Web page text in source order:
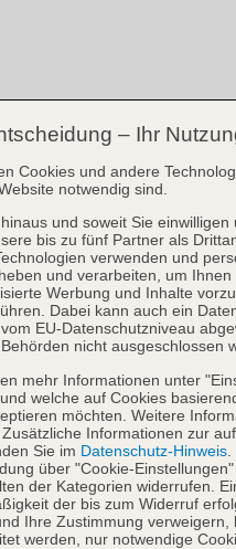
– Ihr
Cookies und andere
notwendig sind.
und soweit Sie
bis zu fünf Partner als
verwenden und
und verarbeiten, um
Werbung und Inhalte
Dabei kann auch ein
EU-Datenschutzniveau
nicht ausgeschlossen
mehr Informationen unter
welche auf Cookies
möchten. Weitere
. Zusätzliche Informationen zur
Sie im Datenschutz-Hinweis
über "Cookie-
der Kategorien widerrufen.
der bis zum Widerruf
Ihre Zustimmung
werden, nur notwendige